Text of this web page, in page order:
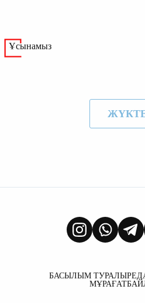
Ұсынамыз
БАСЫЛЫМ ТУРАЛЫ
МҰРАҒАТ